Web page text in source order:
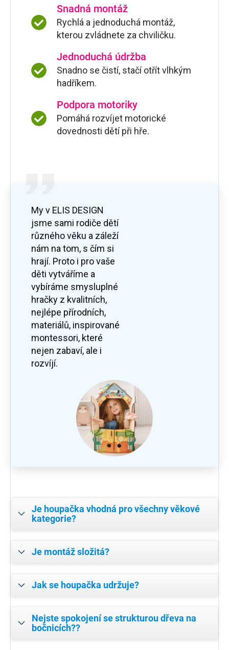
Snadná montáž
Rychlá a jednoduchá montáž,
kterou zvládnete za chviličku.
Jednoduchá údržba
Snadno se čistí, stačí otřít vlhkým
hadříkem.
Podpora motoriky
Pomáhá rozvíjet motorické
dovednosti dětí při hře.
My v ELIS DESIGN
jsme sami rodiče dětí
různého věku a záleží
nám na tom, s čím si
hrají. Proto i pro vaše
děti vytváříme a
vybíráme smysluplné
hračky z kvalitních,
nejlépe přírodních,
materiálů, inspirované
montessori, které
nejen zabaví, ale i
rozvíjí.
Je houpačka vhodná pro všechny věkové
kategorie?
Je montáž složitá?
Jak se houpačka udržuje?
Nejste spokojení se strukturou dřeva na
bočnicích??